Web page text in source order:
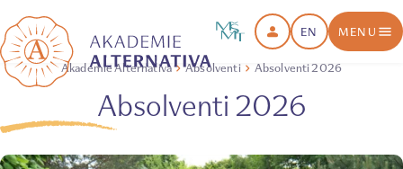
EN MENU
Akademie Alternativa Absolventi Absolventi 2026
Absolventi 2026